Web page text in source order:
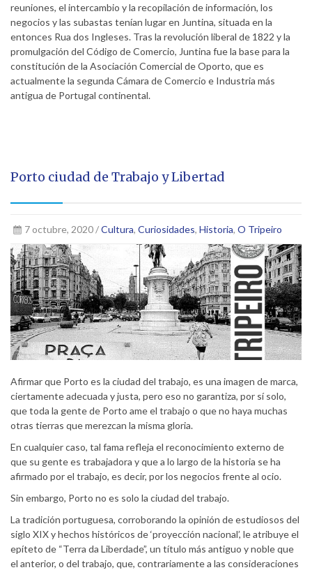
reuniones, el intercambio y la recopilación de información, los
negocios y las subastas tenían lugar en Juntina, situada en la
entonces Rua dos Ingleses. Tras la revolución liberal de 1822 y la
promulgación del Código de Comercio, Juntina fue la base para la
constitución de la Asociación Comercial de Oporto, que es
actualmente la segunda Cámara de Comercio e Industria más
antigua de Portugal continental.
Porto ciudad de Trabajo y Libertad
7 octubre, 2020 /Cultura, Curiosidades, Historia, O Tripeiro
Afirmar que Porto es la ciudad del trabajo, es una imagen de marca,
ciertamente adecuada y justa, pero eso no garantiza, por sí solo,
que toda la gente de Porto ame el trabajo o que no haya muchas
otras tierras que merezcan la misma gloria.
En cualquier caso, tal fama refleja el reconocimiento externo de
que su gente es trabajadora y que a lo largo de la historia se ha
afirmado por el trabajo, es decir, por los negocios frente al ocio.
Sin embargo, Porto no es solo la ciudad del trabajo.
La tradición portuguesa, corroborando la opinión de estudiosos del
siglo XIX y hechos históricos de ‘proyección nacional’, le atribuye el
epíteto de “Terra da Liberdade”, un título más antiguo y noble que
el anterior, o del trabajo, que, contrariamente a las consideraciones